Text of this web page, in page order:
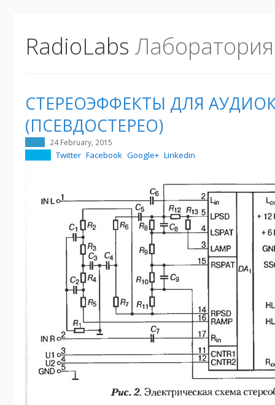
RadioLabs
СТЕРЕОЭФФЕКТЫ ДЛЯ
(ПСЕВДОСТЕРЕО)
24 February, 2015
Twitter Facebook Google+ Linkedin